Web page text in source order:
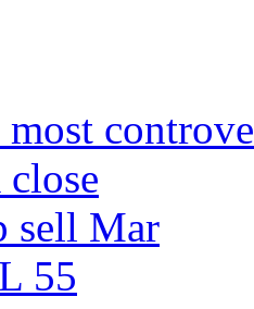
close
sell Mar
55